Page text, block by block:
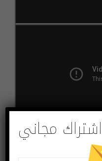
اشتراك مجاني